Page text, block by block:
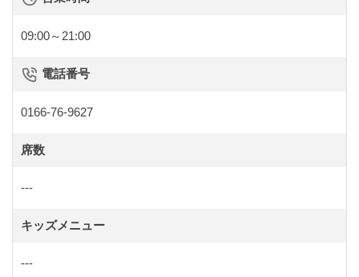
09:00～21:00
電話番号
0166-76-9627
席数
---
キッズメニュー
---